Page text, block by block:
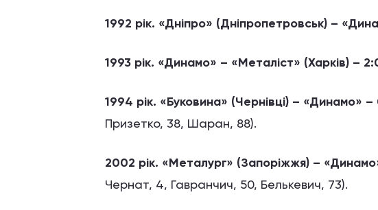
1992 рік. «Дніпро» (Дніпропетровськ) –
1993 рік. «Динамо» – «Металіст» (Харків) –
1994 рік. «Буковина» (Чернівці) – «Динамо» –
Призетко, 38, Шаран, 88).
2002 рік. «Металург» (Запоріжжя) –
Чернат, 4, Гавранчич, 50, Белькевич, 73).